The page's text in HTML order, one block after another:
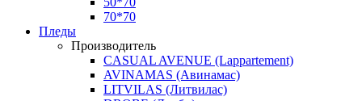
70*70
Пледы
Производитель
CASUAL AVENUE (Lappartement)
AVINAMAS (Авинамас)
LITVILAS (Литвилас)